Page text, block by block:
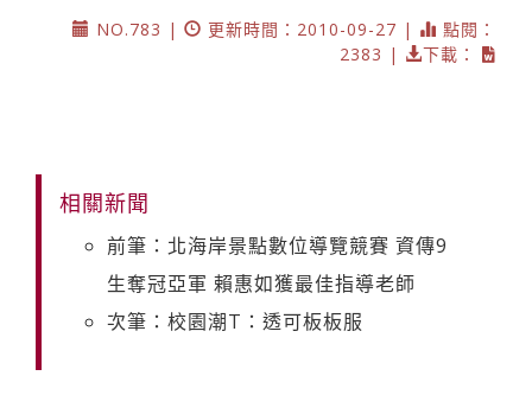
NO.783 |
更新時間：2010-09-27 |
點閱：
2383 |
下載：
相關新聞
前筆：北海岸景點數位導覽競賽 資傳9
生奪冠亞軍 賴惠如獲最佳指導老師
次筆：校園潮T：透可板板服